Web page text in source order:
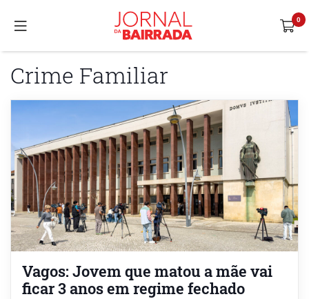
Crime Familiar
Vagos: Jovem que matou a mãe vai
ficar 3 anos em regime fechado